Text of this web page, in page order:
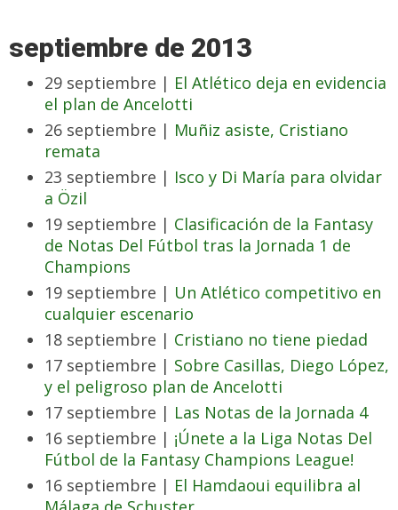
septiembre de 2013
29 septiembre | El Atlético deja en evidencia
el plan de Ancelotti
26 septiembre | Muñiz asiste, Cristiano
remata
23 septiembre | Isco y Di María para olvidar
a Özil
19 septiembre | Clasificación de la Fantasy
de Notas Del Fútbol tras la Jornada 1 de
Champions
19 septiembre | Un Atlético competitivo en
cualquier escenario
18 septiembre | Cristiano no tiene piedad
17 septiembre | Sobre Casillas, Diego López,
y el peligroso plan de Ancelotti
17 septiembre | Las Notas de la Jornada 4
16 septiembre | ¡Únete a la Liga Notas Del
Fútbol de la Fantasy Champions League!
16 septiembre | El Hamdaoui equilibra al